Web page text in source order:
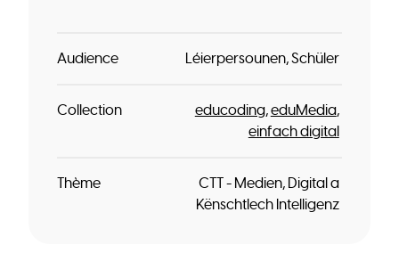
Audience Léierpersounen Schüler
Collection educoding eduMedia
einfach digital
Thème
CTT - Medien, Digital a
Kënschtlech Intelligenz